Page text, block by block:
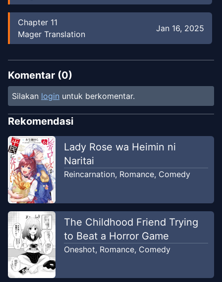
Chapter 11
Mager Translation
Jan 16, 2025
Chapter10
Mager Translation
Chapter9
Mager Translation
Dec 25, 2024
Chapter8
Mager Translation
Dec 25, 2024
Chapter7
Mager Translation
Chapter 6
Mager Translation
Dec 25, 2024
Chapter5
Mager Translation
Komentar (0)
Silakan login untuk berkomentar.
Rekomendasi
Lady Rose wa Heimin ni
Naritai
Reincarnation, Romance, Comedy
The Childhood Friend Trying
to Beat a Horror Game
Oneshot, Romance, Comedy